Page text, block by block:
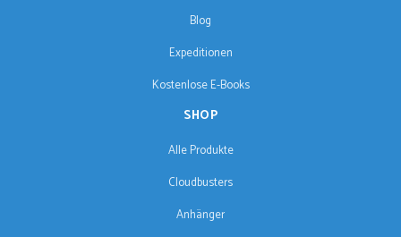
Blog
Expeditionen
Kostenlose E-Books
SHOP
Alle Produkte
Cloudbusters
Anhänger